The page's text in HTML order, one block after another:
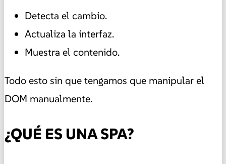
Detecta el cambio.
Actualiza la interfaz.
Muestra el contenido.
Todo esto sin que tengamos que manipular el
DOM manualmente.
¿QUÉ ES UNA SPA?